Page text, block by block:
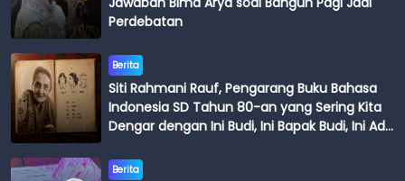
Perdebatan
Berita
Siti Rahmani Rauf, Pengarang Buku Bahasa
Indonesia SD Tahun 80-an yang Sering Kita
Dengar dengan Ini Budi, Ini Bapak Budi, Ini Adik
Berita